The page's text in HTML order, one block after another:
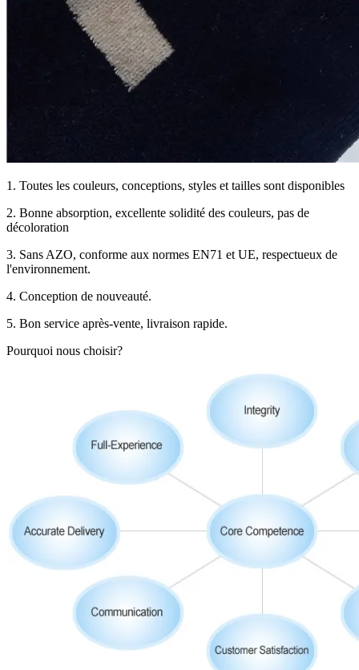
1. Toutes les couleurs, conceptions, styles et tailles sont disponibles
2. Bonne absorption, excellente solidité des couleurs, pas de
décoloration
3. Sans AZO, conforme aux normes EN71 et UE, respectueux de
l'environnement.
4. Conception de nouveauté.
5. Bon service après-vente, livraison rapide.
Pourquoi nous choisir?